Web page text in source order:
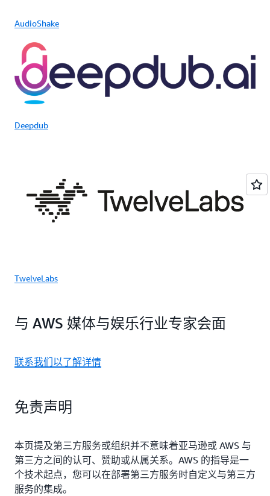
AudioShake
Deepdub
TwelveLabs
与 AWS 媒体与娱乐行业专家会面
联系我们以了解详情
免责声明
本页提及第三方服务或组织并不意味着亚马逊或 AWS 与
第三方之间的认可、赞助或从属关系。AWS 的指导是一
个技术起点，您可以在部署第三方服务时自定义与第三方
服务的集成。